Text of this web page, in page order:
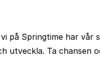
på Springtime har
utveckla. Ta chansen